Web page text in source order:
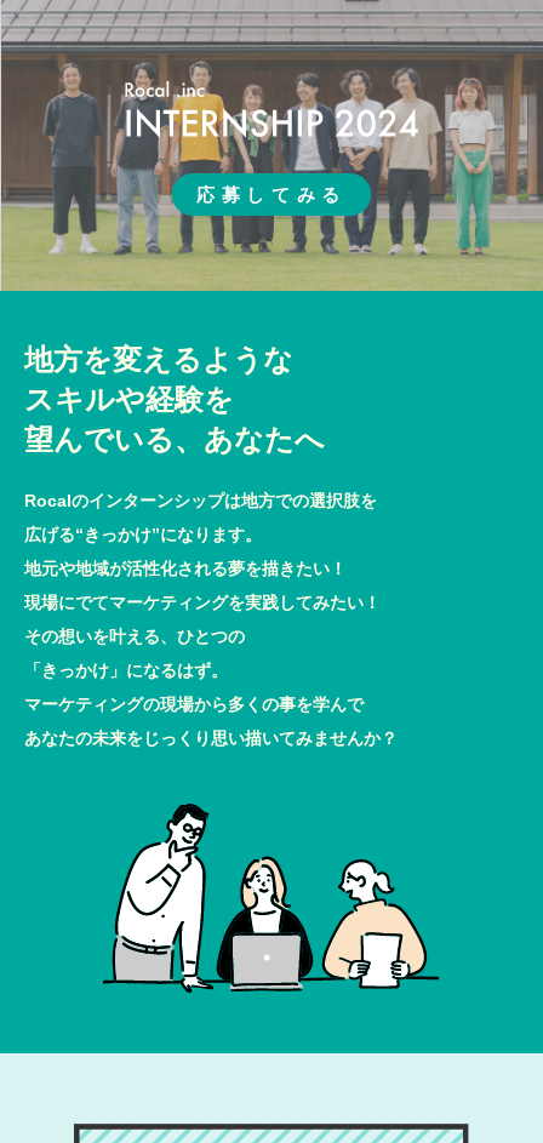
応募してみる
地方を変えるような
スキルや経験を
望んでいる、あなたへ
Rocalのインターンシップは地方での選択肢を
広げる“きっかけ”になります。
地元や地域が活性化される夢を描きたい！
現場にでてマーケティングを実践してみたい！
その想いを叶える、ひとつの
「きっかけ」になるはず。
マーケティングの現場から多くの事を学んで
あなたの未来をじっくり思い描いてみませんか？